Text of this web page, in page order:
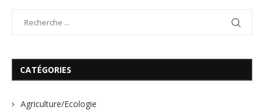
CATÉGORIES
Agriculture/Ecologie